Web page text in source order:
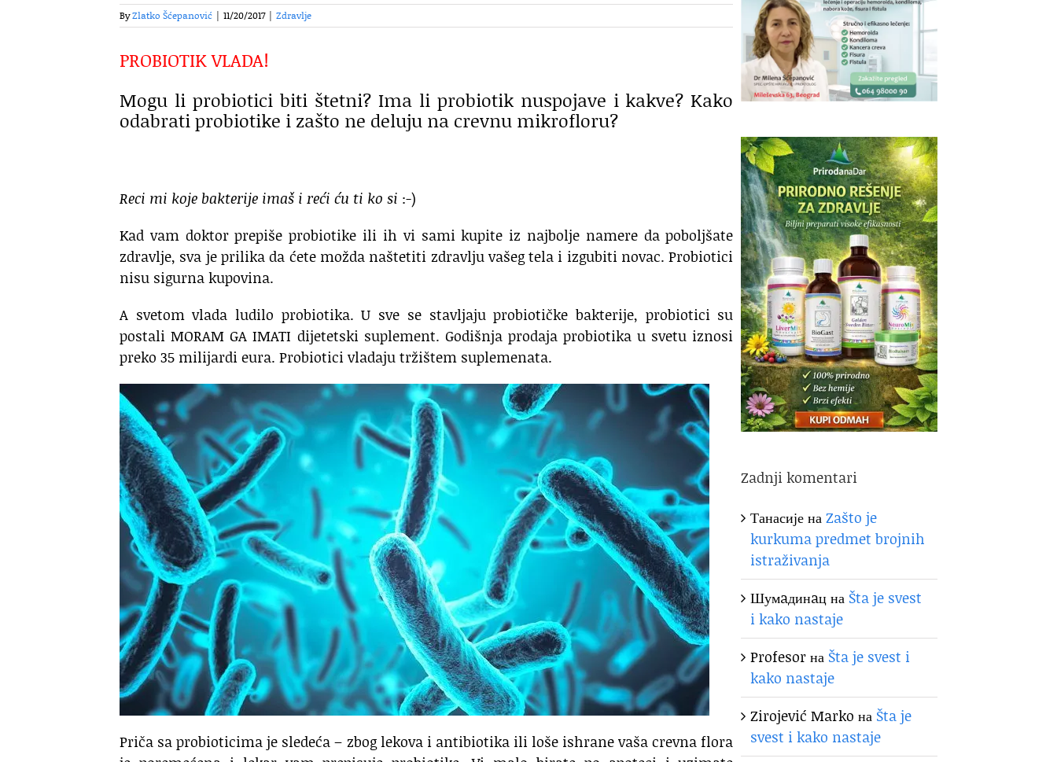
ByZlatko Šćepanović | 11/20/2017 | Zdravlje
PROBIOTIK VLADA!
Mogu li probiotici biti štetni? Ima li probiotik nuspojave i kakve? Kako
odabrati probiotike i zašto ne deluju na crevnu mikrofloru?
Reci mi koje bakterije imaš i reći ću ti ko si :-)
Kad vam doktor prepiše probiotike ili ih vi sami kupite iz najbolje namere da poboljšate
zdravlje, sva je prilika da ćete možda naštetiti zdravlju vašeg tela i izgubiti novac. Probiotici
nisu sigurna kupovina.
A svetom vlada ludilo probiotika. U sve se stavljaju probiotičke bakterije, probiotici su
postali MORAM GA IMATI dijetetski suplement. Godišnja prodaja probiotika u svetu iznosi
preko 35 milijardi eura. Probiotici vladaju tržištem suplemenata.
Priča sa probioticima je sledeća – zbog lekova i antibiotika ili loše ishrane vaša crevna flora
Zadnji komentari
ТанасијенаZašto je
kurkuma predmet brojnih
istraživanja
Шумaдинaцна Šta je svest
i kako nastaje
Profesorна Šta je svest i
kako nastaje
Zirojević Marko на Šta je
svest i kako nastaje